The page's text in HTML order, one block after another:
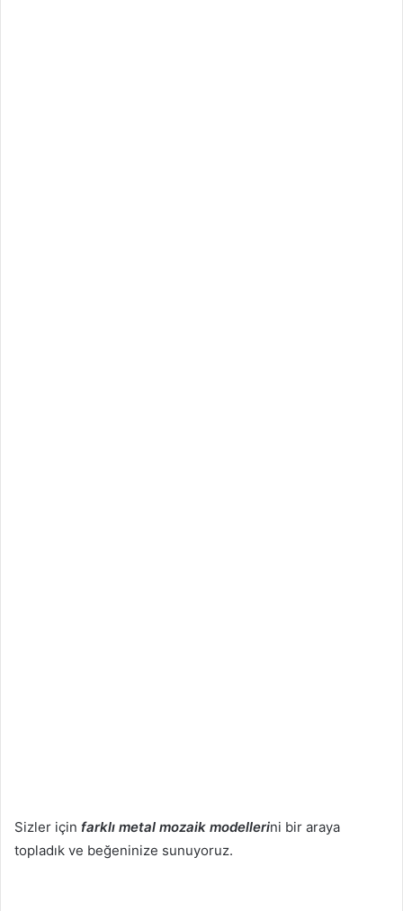
Sizler için farklı metal mozaik modellerini bir araya
topladık ve beğeninize sunuyoruz.